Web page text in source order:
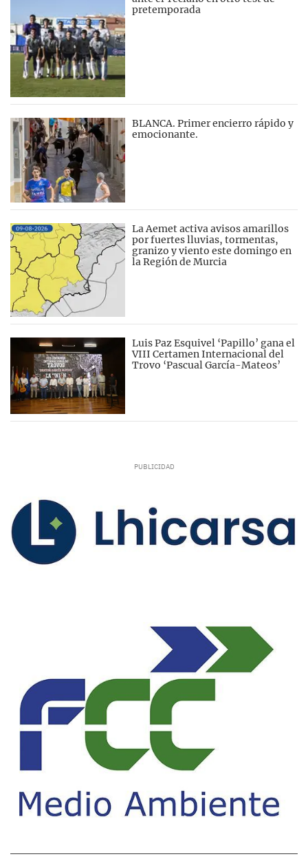
pretemporada
BLANCA. Primer encierro rápido y
emocionante.
La Aemet activa avisos amarillos
por fuertes lluvias, tormentas,
granizo y viento este domingo en
la Región de Murcia
Luis Paz Esquivel ‘Papillo’ gana el
VIII Certamen Internacional del
Trovo ‘Pascual García-Mateos’